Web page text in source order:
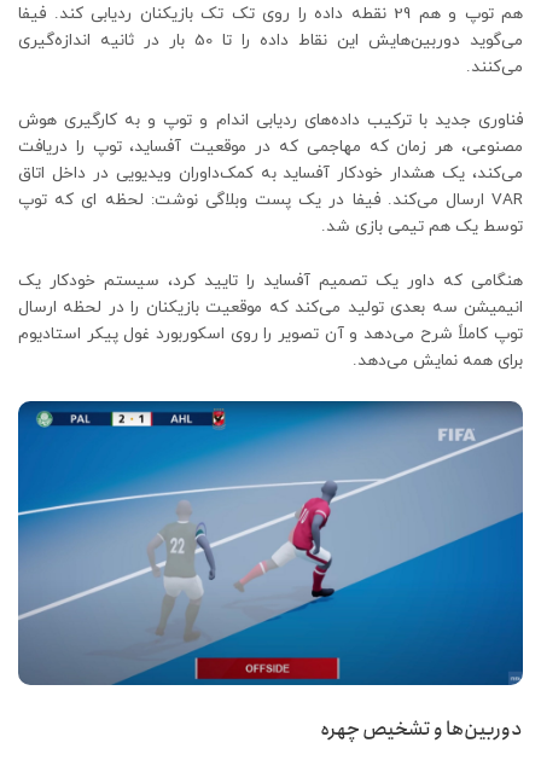
هم توپ و هم 29 نقطه داده را روی تک تک بازیکنان ردیابی کند. فیفا
می‌گوید دوربین‌هایش این نقاط داده را تا 50 بار در ثانیه اندازه‌گیری
می‌کنند.
فناوری جدید با ترکیب داده‌های ردیابی اندام و توپ و به کارگیری هوش
مصنوعی، هر زمان که مهاجمی که در موقعیت آفساید، توپ را دریافت
می‌کند، یک هشدار خودکار آفساید به کمک‌داوران ویدیویی در داخل اتاق
VAR ارسال می‌کند. فیفا در یک پست وبلاگی نوشت: لحظه ای که توپ
توسط یک هم تیمی بازی شد.
هنگامی که داور یک تصمیم آفساید را تایید کرد، سیستم خودکار یک
انیمیشن سه بعدی تولید می‌کند که موقعیت بازیکنان را در لحظه ارسال
توپ کاملاً شرح می‌دهد و آن تصویر را روی اسکوربورد غول پیکر استادیوم
برای همه نمایش می‌دهد.
دوربین‌ها و تشخیص چهره